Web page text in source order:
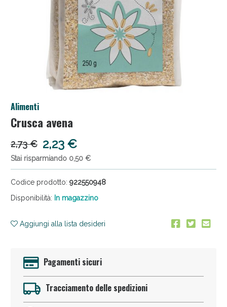
Alimenti
Crusca avena
2,73 € 2,23 €
Stai risparmiando 0,50 €
Codice prodotto: 922550948
Disponibilità: In magazzino
Aggiungi alla lista desideri
Pagamenti sicuri
Tracciamento delle spedizioni
Anticellulite e Fanghi: Sconto fino al 40% valido
Anticellulite e Fanghi: Sconto fino al 40% valido
oggi!